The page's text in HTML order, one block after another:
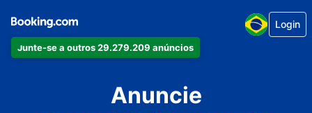
Junte-se a outros 29.279.209 anúncios
Login
Anuncie
seu apartamento
seu hotel